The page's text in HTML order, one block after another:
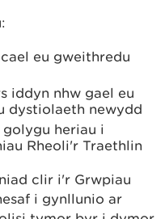
eu gweithredu
iddyn nhw gael eu
dystiolaeth newydd
heriau i
Rheoli'r Traethlin
clir i'r Grwpiau
i gynllunio ar